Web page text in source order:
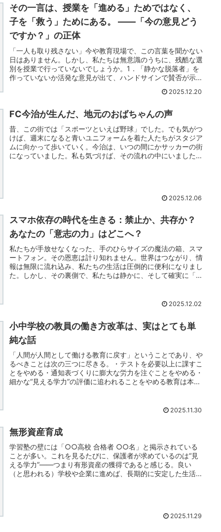
その一言は、授業を「進める」ためではなく、
子を「救う」ためにある。 ――「今の意見どう
ですか？」の正体
「一人も取り残さない」今や教育現場で、この言葉を聞かない
日はありません。しかし、私たちは無意識のうちに、残酷な選
別を授業で行っていないでしょうか。1．「静かな脱落者」を
作っていないか活発な意見が出て、ハンドサインで賛否が示さ
2025.12.20
FC今治が生んだ、地元のおばちゃんの声
昔、この街では「スポーツといえば野球」でした。でも気がつ
けば、週末になると青いユニフォームを着た人たちがスタジア
ムに向かって歩いていく。今治は、いつの間にかサッカーの街
になっていました。私も気づけば、その流れの中にいました。
2025.12.06
スマホ依存の時代を生きる：禁止か、共存か？
あなたの「意志の力」はどこへ？
私たちが手放せなくなった、手のひらサイズの魔法の箱、スマ
ートフォン。その恩恵は計り知れません。世界はつながり、情
報は無限に流れ込み、私たちの生活は圧倒的に便利になりまし
た。しかし、その裏側で、私たちは静かに、そして確実に「何
2025.12.02
小中学校の教員の働き方改革は、実はとても単
純な話
「人間が人間として働ける教育に戻す」ということであり、や
るべきことは次の三つに尽きる。・テストを必要以上に課すこ
とをやめる・通知表づくりに膨大な労力を注ぐことをやめる・
細かな“見える学力”の評価に追われることをやめる教育は本
2025.11.30
無形資産育成
学習塾の壁には「○○高校 合格者 ○○名」と掲示されている
ことが多い。これを見るたびに、保護者が求めているのは“見
える学力”――つまり有形資産の獲得であると感じる。良い
（と思われる）学校や企業に進めば、長期的に安定した生活を
2025.11.29